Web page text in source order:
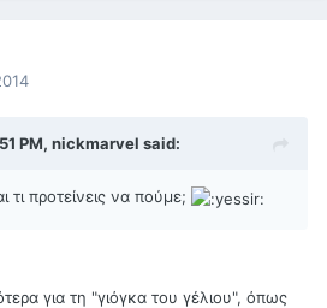
PM, nickmarvel said:
προτείνεις να πούμε;
για τη "γιόγκα του γέλιου", όπως